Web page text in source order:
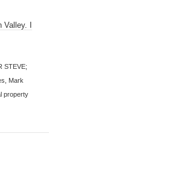
Valley. I
STEVE;
Mark
property